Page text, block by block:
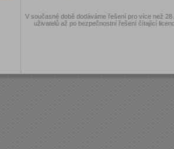
V současné době dodáváme řešení pro více než
uživatelů až po bezpečnostní řešení čítající